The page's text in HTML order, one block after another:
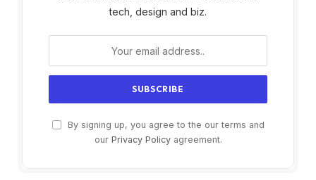
tech, design and biz.
By signing up, you agree to the our terms and
our Privacy Policyagreement.